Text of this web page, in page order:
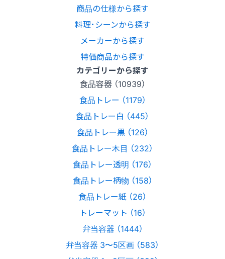
商品の仕様から探す
料理･シーンから探す
メーカーから探す
特価商品から探す
カテゴリーから探す
食品容器 （10939）
食品トレー （1179）
食品トレー白 （445）
食品トレー黒 （126）
食品トレー木目 （232）
食品トレー透明 （176）
食品トレー柄物 （158）
食品トレー紙 （26）
トレーマット （16）
弁当容器 （1444）
弁当容器 3〜5区画 （583）